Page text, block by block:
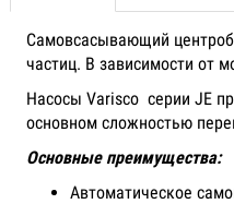
Самовсасывающий
частиц. В зависимости от
Насосы Varisco серии JE
основном сложностью
Основные преимущества:
Автоматическое